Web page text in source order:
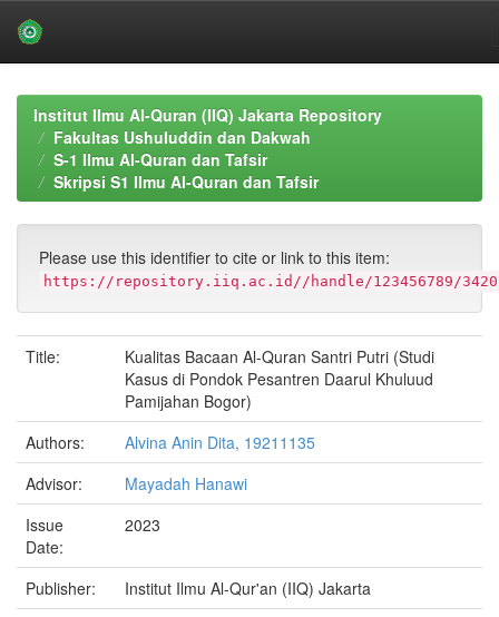
navigationInstitut Ilmu Al-Quran (IIQ) Jakarta Repository
Fakultas Ushuluddin dan Dakwah
S-1 Ilmu Al-Quran dan Tafsir
Skripsi S1 Ilmu Al-Quran dan Tafsir
Please use this identifier to cite or link to this item:
https://repository.iiq.ac.id//handle/123456789/3420
Title:
Kualitas Bacaan Al-Quran Santri Putri (Studi
Kasus di Pondok Pesantren Daarul Khuluud
Pamijahan Bogor)
Authors:
Alvina Anin Dita, 19211135
Advisor:
Mayadah Hanawi
Issue
Date:
2023
Publisher:
Institut Ilmu Al-Qur'an (IIQ) Jakarta